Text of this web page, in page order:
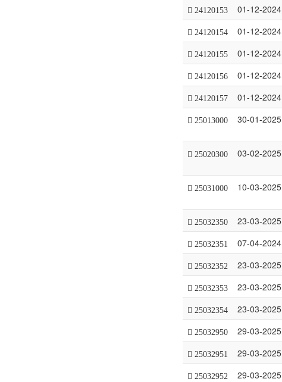
24120153 01-12-2024
24120154 01-12-2024
24120155 01-12-2024
24120156 01-12-2024
24120157 01-12-2024
25013000 30-01-2025
25020300 03-02-2025
25031000 10-03-2025
25032350 23-03-2025
25032351 07-04-2024
25032352 23-03-2025
25032353 23-03-2025
25032354 23-03-2025
25032950 29-03-2025
25032951 29-03-2025
25032952 29-03-2025